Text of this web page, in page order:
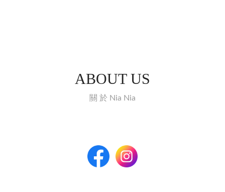
ABOUT US
關 於 Nia Nia